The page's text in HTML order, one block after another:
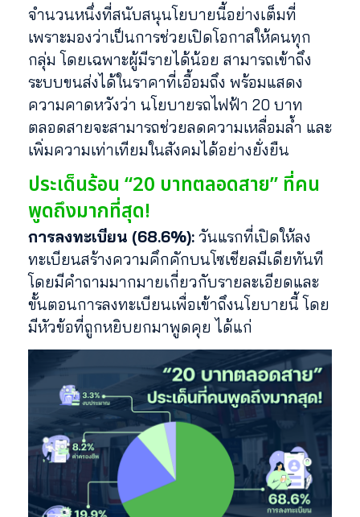
จำนวนหนึ่งที่สนับสนุนโยบายนี้อย่างเต็มที่
เพราะมองว่าเป็นการช่วยเปิดโอกาสให้คนทุก
กลุ่ม โดยเฉพาะผู้มีรายได้น้อย สามารถเข้าถึง
ระบบขนส่งได้ในราคาที่เอื้อมถึง พร้อมแสดง
ความคาดหวังว่า นโยบายรถไฟฟ้า 20 บาท
ตลอดสายจะสามารถช่วยลดความเหลื่อมล้ำ และ
เพิ่มความเท่าเทียมในสังคมได้อย่างยั่งยืน
ประเด็นร้อน “20 บาทตลอดสาย” ที่คน
พูดถึงมากที่สุด!
การลงทะเบียน (68.6%): วันแรกที่เปิดให้ลง
ทะเบียนสร้างความคึกคักบนโซเชียลมีเดียทันที
โดยมีคำถามมากมายเกี่ยวกับรายละเอียดและ
ขั้นตอนการลงทะเบียนเพื่อเข้าถึงนโยบายนี้ โดย
มีหัวข้อที่ถูกหยิบยกมาพูดคุย ได้แก่